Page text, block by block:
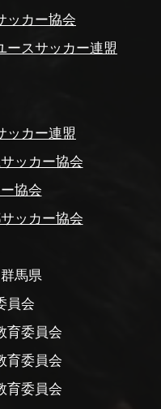
ッカー協会
ースサッカー連盟
ッカー連盟
ッカー協会
協会
ッカー協会
馬県
員会
育委員会
育委員会
育委員会